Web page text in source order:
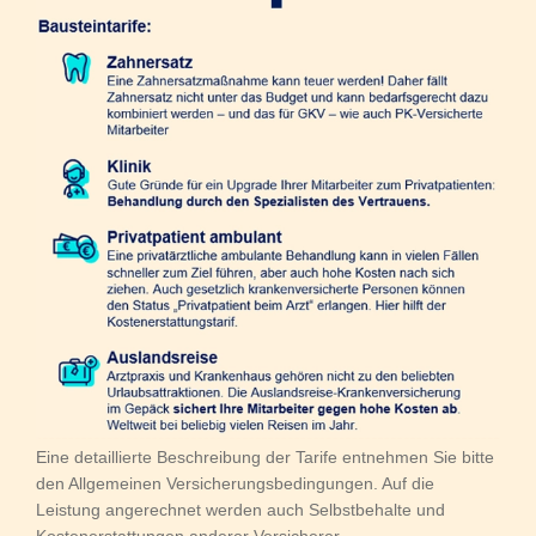
Eine detaillierte Beschreibung der Tarife entnehmen Sie bitte
den Allgemeinen Versicherungsbedingungen. Auf die
Leistung angerechnet werden auch Selbstbehalte und